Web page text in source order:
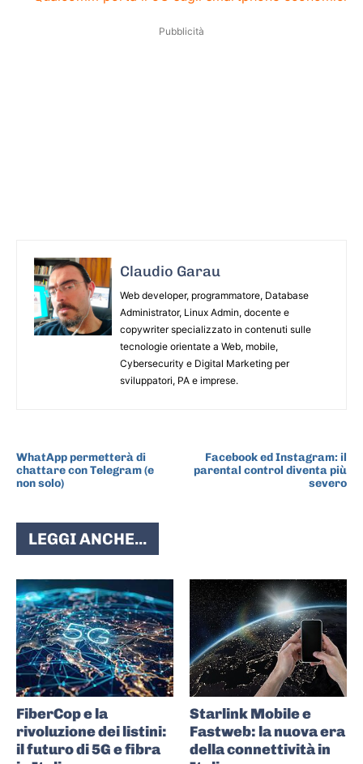
Pubblicità
Claudio Garau
Web developer, programmatore, Database
Administrator, Linux Admin, docente e
copywriter specializzato in contenuti sulle
tecnologie orientate a Web, mobile,
Cybersecurity e Digital Marketing per
sviluppatori, PA e imprese.
WhatApp permetterà di
chattare con Telegram (e
non solo)
Facebook ed Instagram: il
parental control diventa più
severo
LEGGI ANCHE...
FiberCop e la
rivoluzione dei listini:
il futuro di 5G e fibra
Starlink Mobile e
Fastweb: la nuova era
della connettività in